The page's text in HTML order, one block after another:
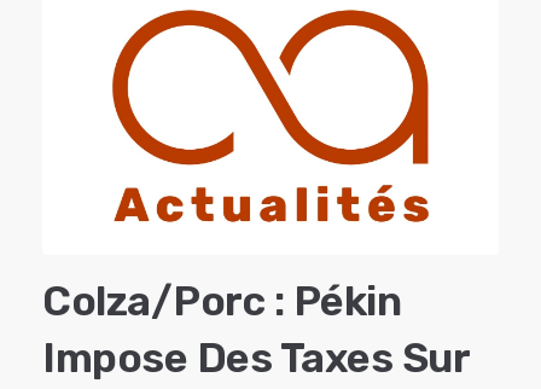
Colza/porc : Pékin
Impose Des Taxes Sur